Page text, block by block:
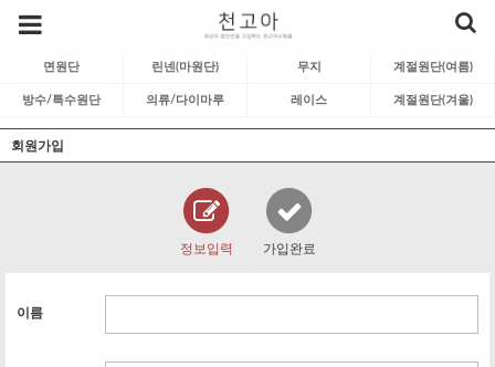
면원단 린넨(마원단) 무지 계절원단(여름)
방수/특수원단 의류/다이마루 레이스 계절원단(겨울)
회원가입
정보입력 가입완료
이름